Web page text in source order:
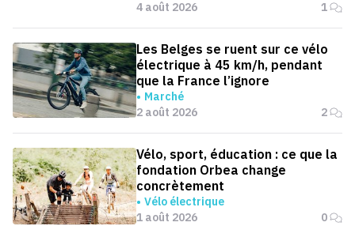
4 août 2026
1
Les Belges se ruent sur ce vélo
électrique à 45 km/h, pendant
que la France l’ignore
Marché
2 août 2026
2
Vélo, sport, éducation : ce que la
fondation Orbea change
concrètement
Vélo électrique
1 août 2026
0